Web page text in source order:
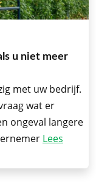
u niet meer
met uw bedrijf.
wat er
ongeval langere
Lees